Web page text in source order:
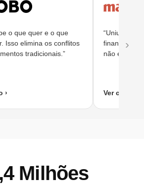
o que quer e o que
Isso elimina os conflitos
tradicionais.”
›
“Uniu o útil
financeiro e
não
Ver
›
Milhões